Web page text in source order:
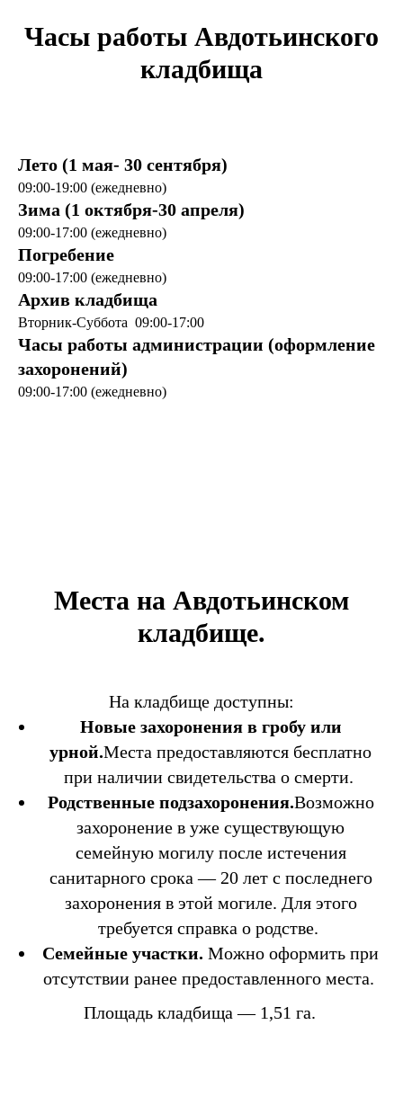
Часы работы Авдотьинского
кладбища
Лето (1 мая- 30 сентября)
09:00-19:00 (ежедневно)
Зима (1 октября-30 апреля)
09:00-17:00 (ежедневно)
Погребение
09:00-17:00 (ежедневно)
Архив кладбища
Вторник-Суббота 09:00-17:00
Часы работы администрации (оформление
захоронений)
09:00-17:00 (ежедневно)
Места на Авдотьинском
кладбище.
На кладбище доступны:
Новые захоронения в гробу или
урной.Места предоставляются бесплатно
при наличии свидетельства о смерти.
Родственные подзахоронения.Возможно
захоронение в уже существующую
семейную могилу после истечения
санитарного срока — 20 лет с последнего
захоронения в этой могиле. Для этого
требуется справка о родстве.
Семейные участки. Можно оформить при
отсутствии ранее предоставленного места.
Площадь кладбища — 1,51 га.